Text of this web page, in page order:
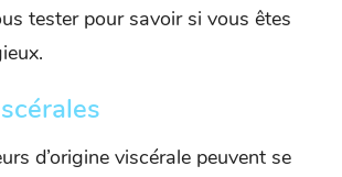
tester pour savoir si vous êtes
d’origine viscérale peuvent se